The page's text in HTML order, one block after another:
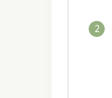
2